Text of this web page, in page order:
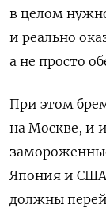
в целом
и реально
а не просто
При этом
на Москве, и
Япония и США,
должны